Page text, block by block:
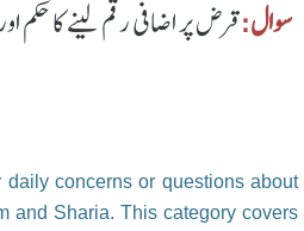
سوال:قرض پر اضافی رقم لینے کا حکم
concerns or questions about
and Sharia. This category covers